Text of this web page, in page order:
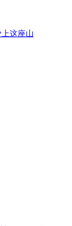
这座山